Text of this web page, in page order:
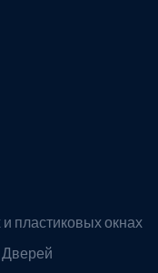
пластиковых окнах